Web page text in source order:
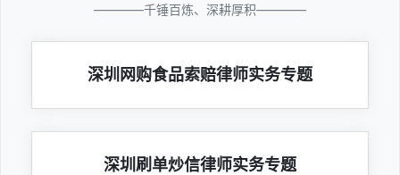
————千锤百炼、深耕厚积————
深圳网购食品索赔律师实务专题
深圳刷单炒信律师实务专题